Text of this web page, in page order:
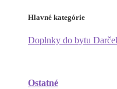
Hlavné kategórie
Doplnky do bytu
Ostatné